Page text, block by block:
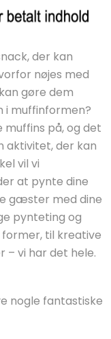
der kan
nøjes med
gøre dem
i muffinformen?
på, og det
aktivitet, der kan
vil vi
at pynte dine
gæster med dine
pynteting og
til kreative
– vi har det hele.
nogle fantastiske